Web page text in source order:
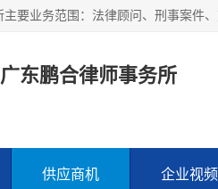
广东鹏合律师事务所
供应商机 企业视频